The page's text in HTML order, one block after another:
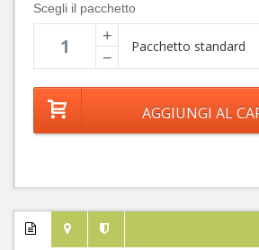
Scegli il pacchetto
+
−